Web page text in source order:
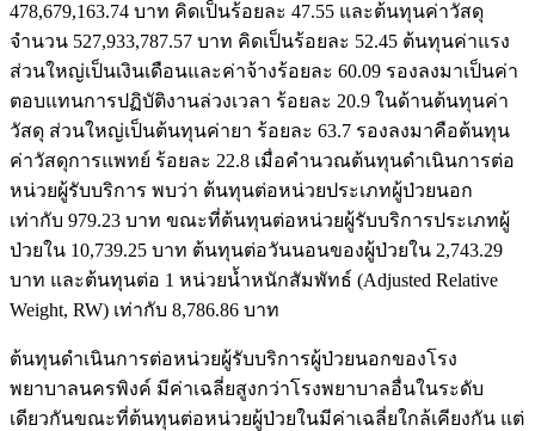
478,679,163.74 บาท คิดเป็นร้อยละ 47.55 และต้นทุนค่าวัสดุ
จำนวน 527,933,787.57 บาท คิดเป็นร้อยละ 52.45 ต้นทุนค่าแรง
ส่วนใหญ่เป็นเงินเดือนและค่าจ้างร้อยละ 60.09 รองลงมาเป็นค่า
ตอบแทนการปฏิบัติงานล่วงเวลา ร้อยละ 20.9 ในด้านต้นทุนค่า
วัสดุ ส่วนใหญ่เป็นต้นทุนค่ายา ร้อยละ 63.7 รองลงมาคือต้นทุน
ค่าวัสดุการแพทย์ ร้อยละ 22.8 เมื่อคำนวณต้นทุนดำเนินการต่อ
หน่วยผู้รับบริการ พบว่า ต้นทุนต่อหน่วยประเภทผู้ป่วยนอก
เท่ากับ 979.23 บาท ขณะที่ต้นทุนต่อหน่วยผู้รับบริการประเภทผู้
ป่วยใน 10,739.25 บาท ต้นทุนต่อวันนอนของผู้ป่วยใน 2,743.29
บาท และต้นทุนต่อ 1 หน่วยน้ำหนักสัมพัทธ์ (Adjusted Relative
Weight, RW) เท่ากับ 8,786.86 บาท
ต้นทุนดำเนินการต่อหน่วยผู้รับบริการผู้ป่วยนอกของโรง
พยาบาลนครพิงค์ มีค่าเฉลี่ยสูงกว่าโรงพยาบาลอื่นในระดับ
เดียวกันขณะที่ต้นทุนต่อหน่วยผู้ป่วยในมีค่าเฉลี่ยใกล้เคียงกัน แต่